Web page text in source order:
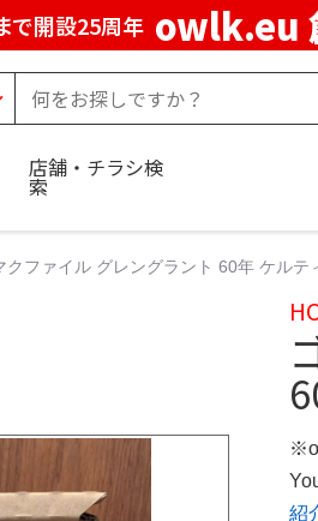
で開設25周年 owlk.eu
店舗・チラシ検
索
クファイル グレングラント 60年 ケルテ
紹